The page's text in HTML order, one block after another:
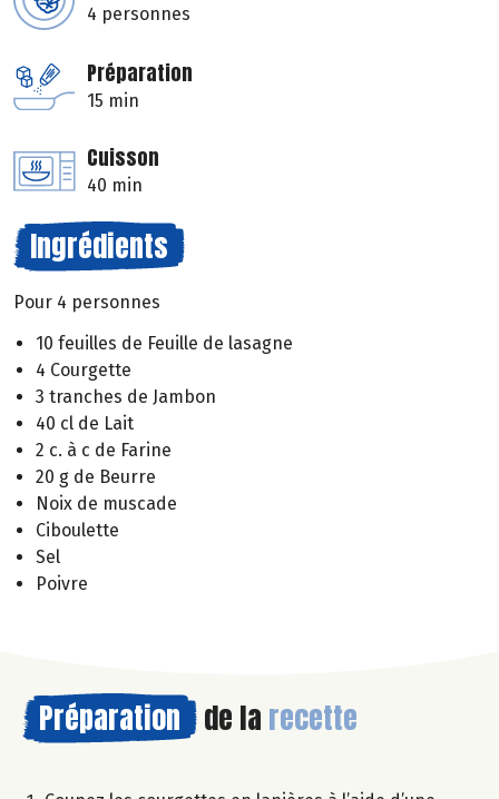
4 personnes
Préparation
15 min
Cuisson
40 min
Ingrédients
Pour 4 personnes
10 feuilles de Feuille de lasagne
4 Courgette
3 tranches de Jambon
40 cl de Lait
2 c. à c de Farine
20 g de Beurre
Noix de muscade
Ciboulette
Sel
Poivre
Préparation de la recette